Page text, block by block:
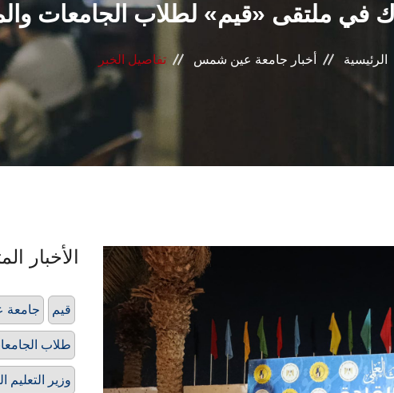
ملتقى «قيم» لطلاب الجامعات
الرئيسية أخبار جامعة عين شمس تفاصيل الخبر
الأخبار
قيم
طلاب
وزير التعليم